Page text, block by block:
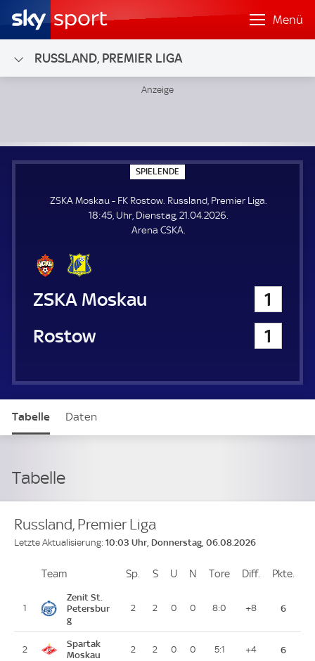
Menü
RUSSLAND, PREMIER LIGA
SPIELENDE
P
E
L
E
N
ZSKA Moskau - FK Rostow. Russland, Premier Liga.
18:45, Uhr, Dienstag, 21.04.2026.
Arena CSKA.
ZSKA Moskau
1
FK Rostow
1
Tabelle Daten
Tabelle
Russland, Premier Liga
Letzte Aktualisierung: 10:03 Uhr, Donnerstag, 06.08.2026
PlatzTeam Sp. Spiele
SSiege
U Unentschieden
N Niederlagen
Tore ToreDiff. Differenz
Pkte.
1
Zenit St.
Petersbur
g
2 2 0 0 8:0 +8 6
2
Spartak
Moskau
2 2 0 0 5:1 +4 6